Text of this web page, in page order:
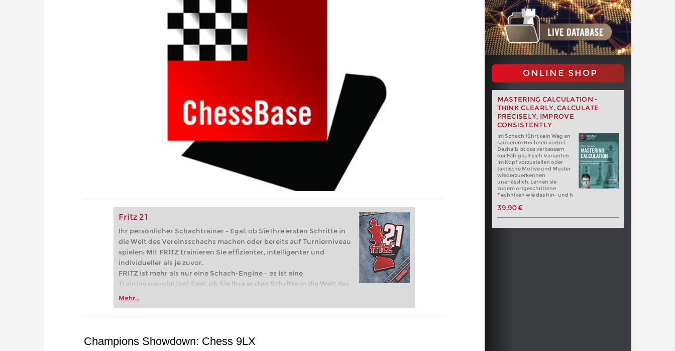
Fritz 21
Ihr persönlicher Schachtrainer - Egal, ob Sie Ihre ersten Schritte in
die Welt des Vereinsschachs machen oder bereits auf Turnierniveau
spielen: Mit FRITZ trainieren Sie effizienter, intelligenter und
individueller als je zuvor.
FRITZ ist mehr als nur eine Schach-Engine – es ist eine
Trainingsrevolution! Egal, ob Sie Ihre ersten Schritte in die Welt des
Vereinsschachs machen oder bereits auf Turnierniveau spielen: Mit
zuvor.
Mehr...
ONLINE SHOP
MASTERING CALCULATION -
THINK CLEARLY, CALCULATE
PRECISELY, IMPROVE
CONSISTENTLY
Im Schach führt kein Weg an
sauberem Rechnen vorbei.
Deshalb ist das verbessern
der Fähigkeit sich Varianten
im Kopf vorzustellen oder
taktische Motive und Muster
wiederzuerkennen
unerlässlich. Lernen sie
zudem ortgeschrittene
Techniken wie das hin- und h
39,90 €
Champions Showdown: Chess 9LX